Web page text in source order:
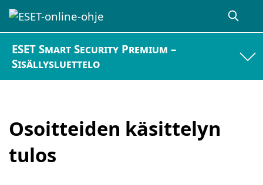
ESET Smart Security Premium –
Sisällysluettelo
Osoitteiden käsittelyn
tulos